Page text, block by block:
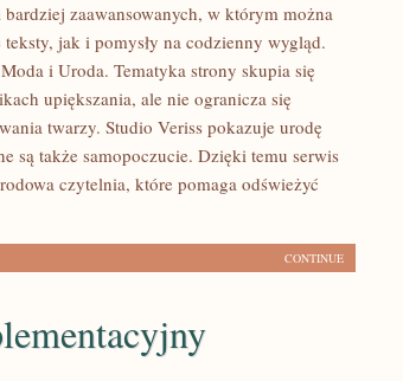
zaawansowanych, w którym można
jak i pomysły na codzienny wygląd.
i Uroda. Tematyka strony skupia się
upiększania, ale nie ogranicza się
twarzy. Studio Veriss pokazuje urodę
są także samopoczucie. Dzięki temu serwis
czytelnia, które pomaga odświeżyć
CONTINUE